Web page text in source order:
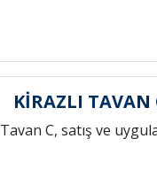
KİRAZLI TAVAN
Tavan C, satış ve